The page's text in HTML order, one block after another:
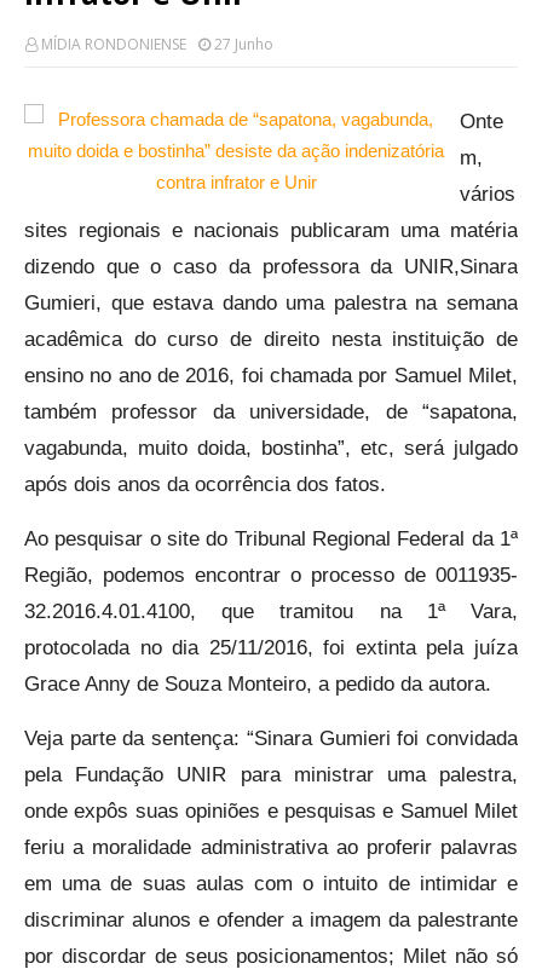
MÍDIA RONDONIENSE 27 Junho
Onte
m,
vários
sites regionais e nacionais publicaram uma matéria
dizendo que o caso da professora da UNIR,Sinara
Gumieri, que estava dando uma palestra na semana
acadêmica do curso de direito nesta instituição de
ensino no ano de 2016, foi chamada por Samuel Milet,
também professor da universidade, de “sapatona,
vagabunda, muito doida, bostinha”, etc, será julgado
após dois anos da ocorrência dos fatos.
Ao pesquisar o site do Tribunal Regional Federal da 1ª
Região, podemos encontrar o processo de 0011935-
32.2016.4.01.4100, que tramitou na 1ª Vara,
protocolada no dia 25/11/2016, foi extinta pela juíza
Grace Anny de Souza Monteiro, a pedido da autora.
Veja parte da sentença: “Sinara Gumieri foi convidada
pela Fundação UNIR para ministrar uma palestra,
onde expôs suas opiniões e pesquisas e Samuel Milet
feriu a moralidade administrativa ao proferir palavras
em uma de suas aulas com o intuito de intimidar e
discriminar alunos e ofender a imagem da palestrante
por discordar de seus posicionamentos; Milet não só